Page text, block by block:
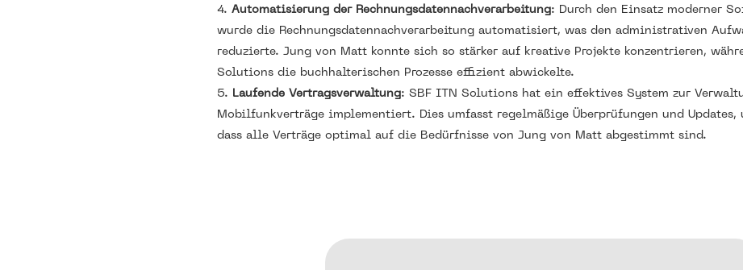
Automatisierung der Rechnungsdatennachverarbeitung: Durch den Einsatz moderner
wurde die Rechnungsdatennachverarbeitung automatisiert, was den administrativen
reduzierte. Jung von Matt konnte sich so stärker auf kreative Projekte konzentrieren,
Solutions die buchhalterischen Prozesse effizient abwickelte.
Laufende Vertragsverwaltung: SBF ITN Solutions hat ein effektives System zur
Mobilfunkverträge implementiert. Dies umfasst regelmäßige Überprüfungen und Updates,
dass alle Verträge optimal auf die Bedürfnisse von Jung von Matt abgestimmt sind.